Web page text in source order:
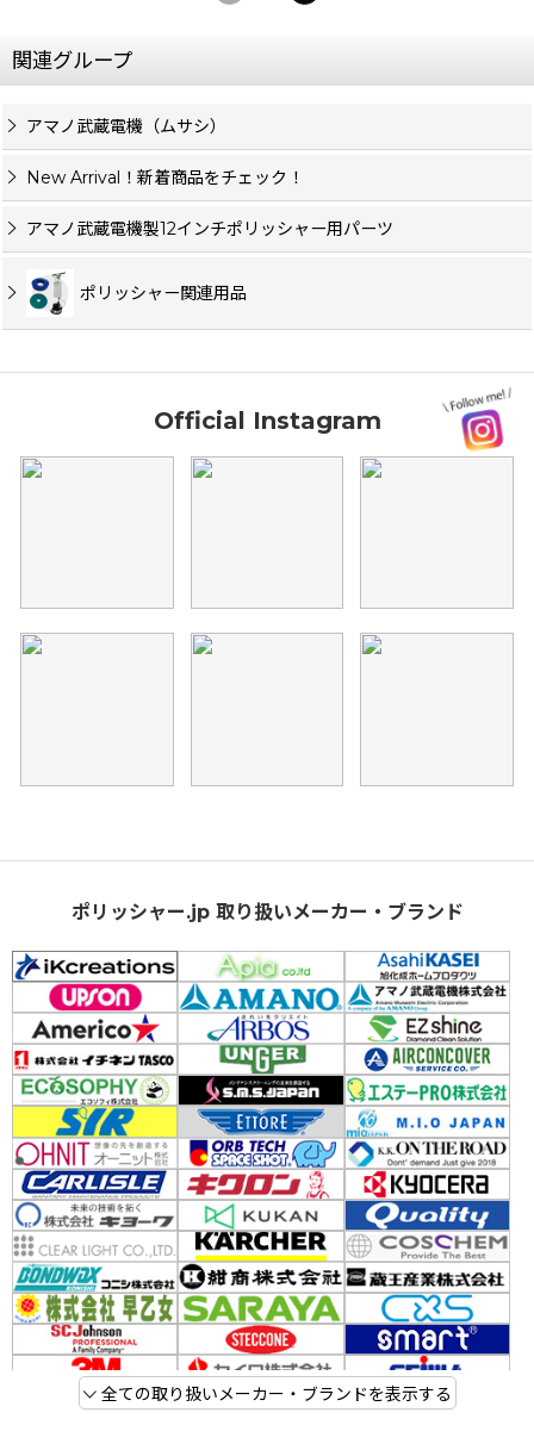
関連グループ
アマノ武蔵電機（ムサシ）
New Arrival！新着商品をチェック！
アマノ武蔵電機製12インチポリッシャー用パーツ
ポリッシャー関連用品
Official Instagram
ポリッシャー.jp 取り扱いメーカー・ブランド
全ての取り扱いメーカー・ブランドを表示する